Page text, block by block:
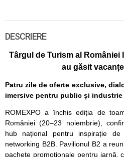
DESCRIERE
Târgul de Turism al României
au găsit
Patru zile de oferte exclusive,
imersive pentru public și industrie
ROMEXPO a închis ediția de
României (20–23 noiembrie),
hub național pentru inspirație
networking B2B. Pavilionul B2 a
pachete promoționale pentru iarnă,